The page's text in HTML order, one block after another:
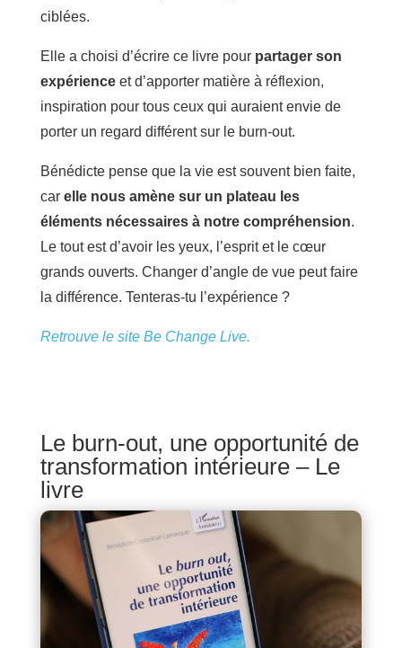
ciblées.
Elle a choisi d’écrire ce livre pour partager son
expérienceet d’apporter matière à réflexion,
inspiration pour tous ceux qui auraient envie de
porter un regard différent sur le burn-out.
Bénédicte pense que la vie est souvent bien faite,
car elle nous amène sur un plateau les
éléments nécessaires à notre compréhension.
Le tout est d’avoir les yeux, l’esprit et le cœur
grands ouverts. Changer d’angle de vue peut faire
la différence. Tenteras-tu l’expérience ?
Retrouve le site Be Change Live.
Le burn-out, une opportunité de
transformation intérieure – Le
livre